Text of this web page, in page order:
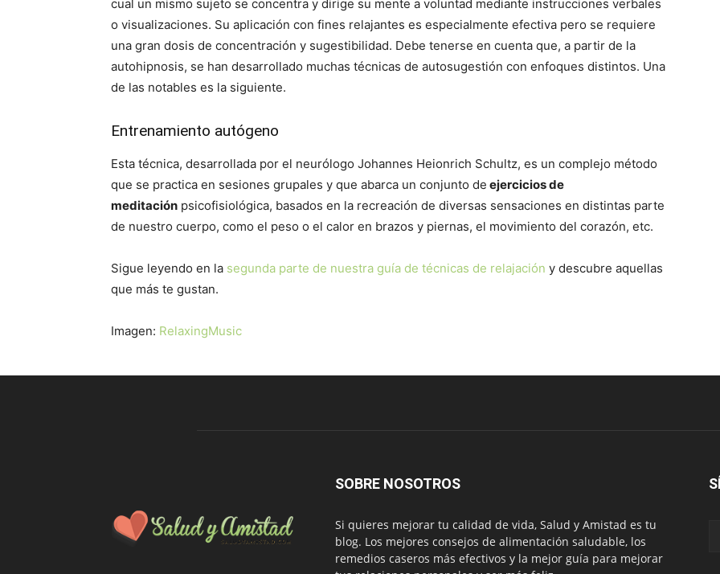
cual un mismo sujeto se concentra y dirige su mente a voluntad mediante instrucciones verbales
o visualizaciones. Su aplicación con fines relajantes es especialmente efectiva pero se requiere
una gran dosis de concentración y sugestibilidad. Debe tenerse en cuenta que, a partir de la
autohipnosis, se han desarrollado muchas técnicas de autosugestión con enfoques distintos. Una
de las notables es la siguiente.
Entrenamiento autógeno
Esta técnica, desarrollada por el neurólogo Johannes Heionrich Schultz, es un complejo método
que se practica en sesiones grupales y que abarca un conjunto de ejercicios de
meditación psicofisiológica, basados en la recreación de diversas sensaciones en distintas parte
de nuestro cuerpo, como el peso o el calor en brazos y piernas, el movimiento del corazón, etc.
Sigue leyendo en la segunda parte de nuestra guía de técnicas de relajación y descubre aquellas
que más te gustan.
Imagen: RelaxingMusic
SOBRE NOSOTROS
Si quieres mejorar tu calidad de vida, Salud y Amistad es tu
blog. Los mejores consejos de alimentación saludable, los
remedios caseros más efectivos y la mejor guía para mejorar